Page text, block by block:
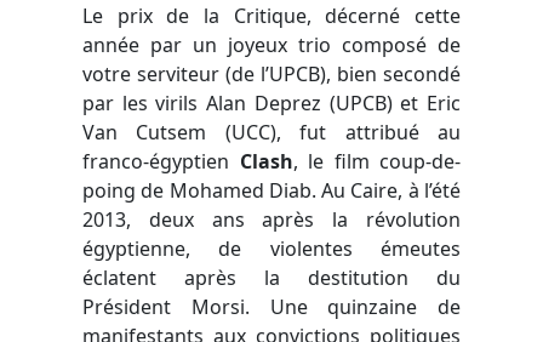
Le prix de la Critique, décerné cette
année par un joyeux trio composé de
votre serviteur (de l’UPCB), bien secondé
par les virils Alan Deprez (UPCB) et Eric
Van Cutsem (UCC), fut attribué au
franco-égyptien Clash, le film coup-de-
poing de Mohamed Diab. Au Caire, à l’été
2013, deux ans après la révolution
égyptienne, de violentes émeutes
éclatent après la destitution du
Président Morsi. Une quinzaine de
manifestants aux convictions politiques